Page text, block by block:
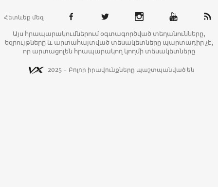
Հետևեք մեզ
Այս հրապարակումներում օգտագործված տեղանունները,
եզրույթները և արտահայտված տեսակետները պարտադիր չէ,
որ արտացոլեն հրապարակող կողմի տեսակետները
2025 - Բոլոր իրավունքները պաշտպանված են